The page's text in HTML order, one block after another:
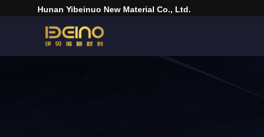
Hunan Yibeinuo New Material Co., Ltd.